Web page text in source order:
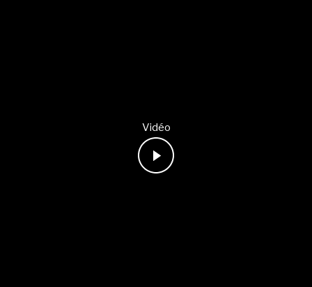
Vidéo